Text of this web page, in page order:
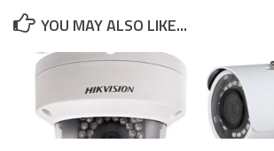
YOU MAY ALSO LIKE...